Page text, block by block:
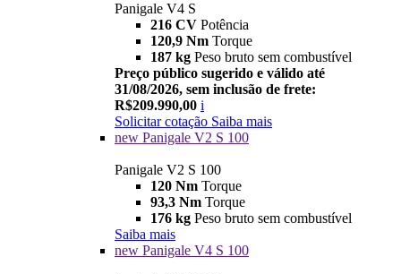
Panigale V4 S
216 CV Potência
120,9 Nm Torque
187 kg Peso bruto sem combustível
Preço público sugerido e válido até
31/08/2026, sem inclusão de frete:
R$209.990,00 i
Solicitar cotação Saiba mais
new Panigale V2 S 100
Panigale V2 S 100
120 Nm Torque
93,3 Nm Torque
176 kg Peso bruto sem combustível
Saiba mais
new Panigale V4 S 100